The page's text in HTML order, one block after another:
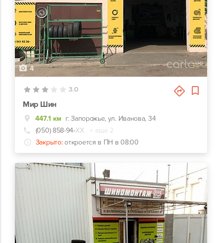
4
3.0
Мир Шин
447.1 км г. Запорожье, ул. Иванова, 34
(050) 858-94-ХХ
+ еще 2
Закрыто: откроется в ПН в 08:00